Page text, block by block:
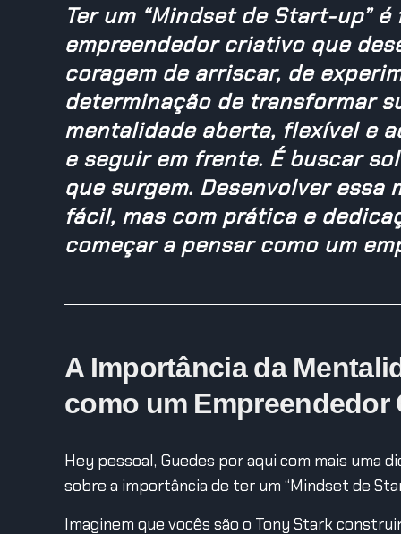
Ter um “Mindset de Start-up”
empreendedor criativo que
coragem de arriscar, de
determinação de transformar
mentalidade aberta, flexível e
e seguir em frente. É buscar
que surgem. Desenvolver essa
fácil, mas com prática e
começar a pensar como um
A Importância da
como um Empreendedor
Hey pessoal, Guedes por aqui com mais uma
sobre a importância de ter um “Mindset de
Imaginem que vocês são o Tony Stark